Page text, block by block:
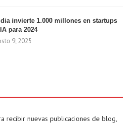
invierte 1.000 millones en startups
para 2024
9, 2025
recibir nuevas publicaciones de blog,